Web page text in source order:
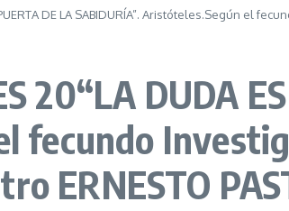
PUERTA DE LA SABIDURÍA”. Aristóteles.Según el
20“LA DUDA
fecundo
ERNESTO